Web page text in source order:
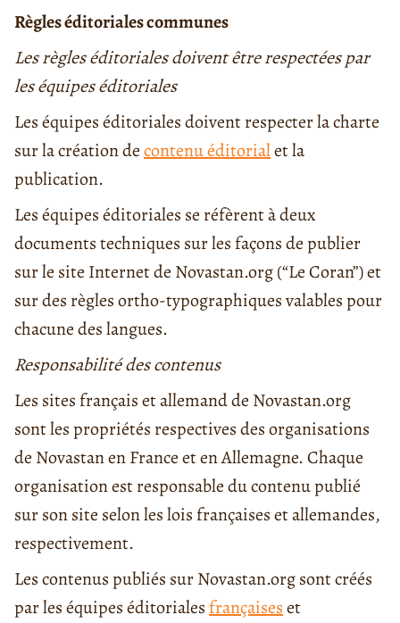
Règles éditoriales communes
Les règles éditoriales doivent être respectées par
les équipes éditoriales
Les équipes éditoriales doivent respecter la charte
sur la création decontenu éditorialet la
publication.
Les équipes éditoriales se réfèrent à deux
documents techniques sur les façons de publier
sur le site Internet de Novastan.org (“Le Coran”) et
sur des règles ortho-typographiques valables pour
chacune des langues.
Responsabilité des contenus
Les sites français et allemand de Novastan.org
sont les propriétés respectives des organisations
de Novastan en France et en Allemagne. Chaque
organisation est responsable du contenu publié
sur son site selon les lois françaises et allemandes,
respectivement.
Les contenus publiés sur Novastan.org sont créés
par les équipes éditoriales françaiseset